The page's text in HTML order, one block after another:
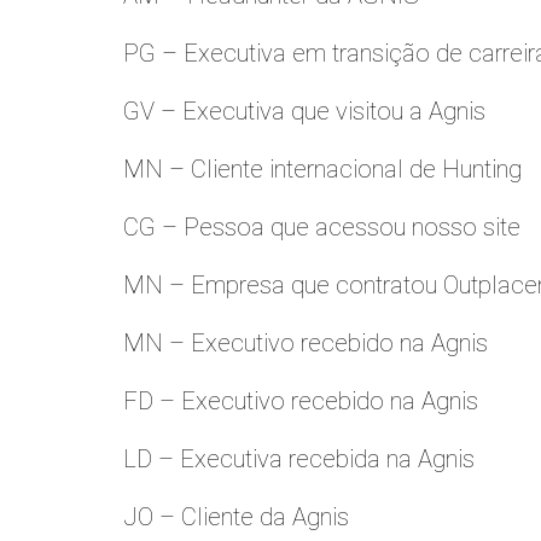
PG – Executiva em transição de
GV – Executiva que visitou a Agnis
MN – Cliente internacional de Hunting
CG – Pessoa que acessou nosso site
MN – Empresa que contratou
MN – Executivo recebido na Agnis
FD – Executivo recebido na Agnis
LD – Executiva recebida na Agnis
JO – Cliente da Agnis